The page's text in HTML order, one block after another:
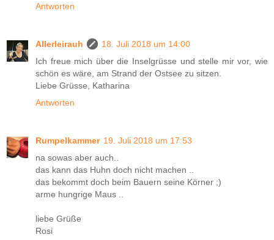
Antworten
Allerleirauh
18. Juli 2018 um 14:00
Ich freue mich über die Inselgrüsse und stelle mir vor, wie
schön es wäre, am Strand der Ostsee zu sitzen.
Liebe Grüsse, Katharina
Antworten
Rumpelkammer 19. Juli 2018 um 17:53
na sowas aber auch..
das kann das Huhn doch nicht machen ..
das bekommt doch beim Bauern seine Körner ;)
arme hungrige Maus ..
liebe Grüße
Rosi